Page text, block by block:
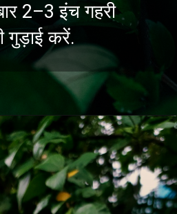
2–3 इंच गहरी
गुड़ाई करें.